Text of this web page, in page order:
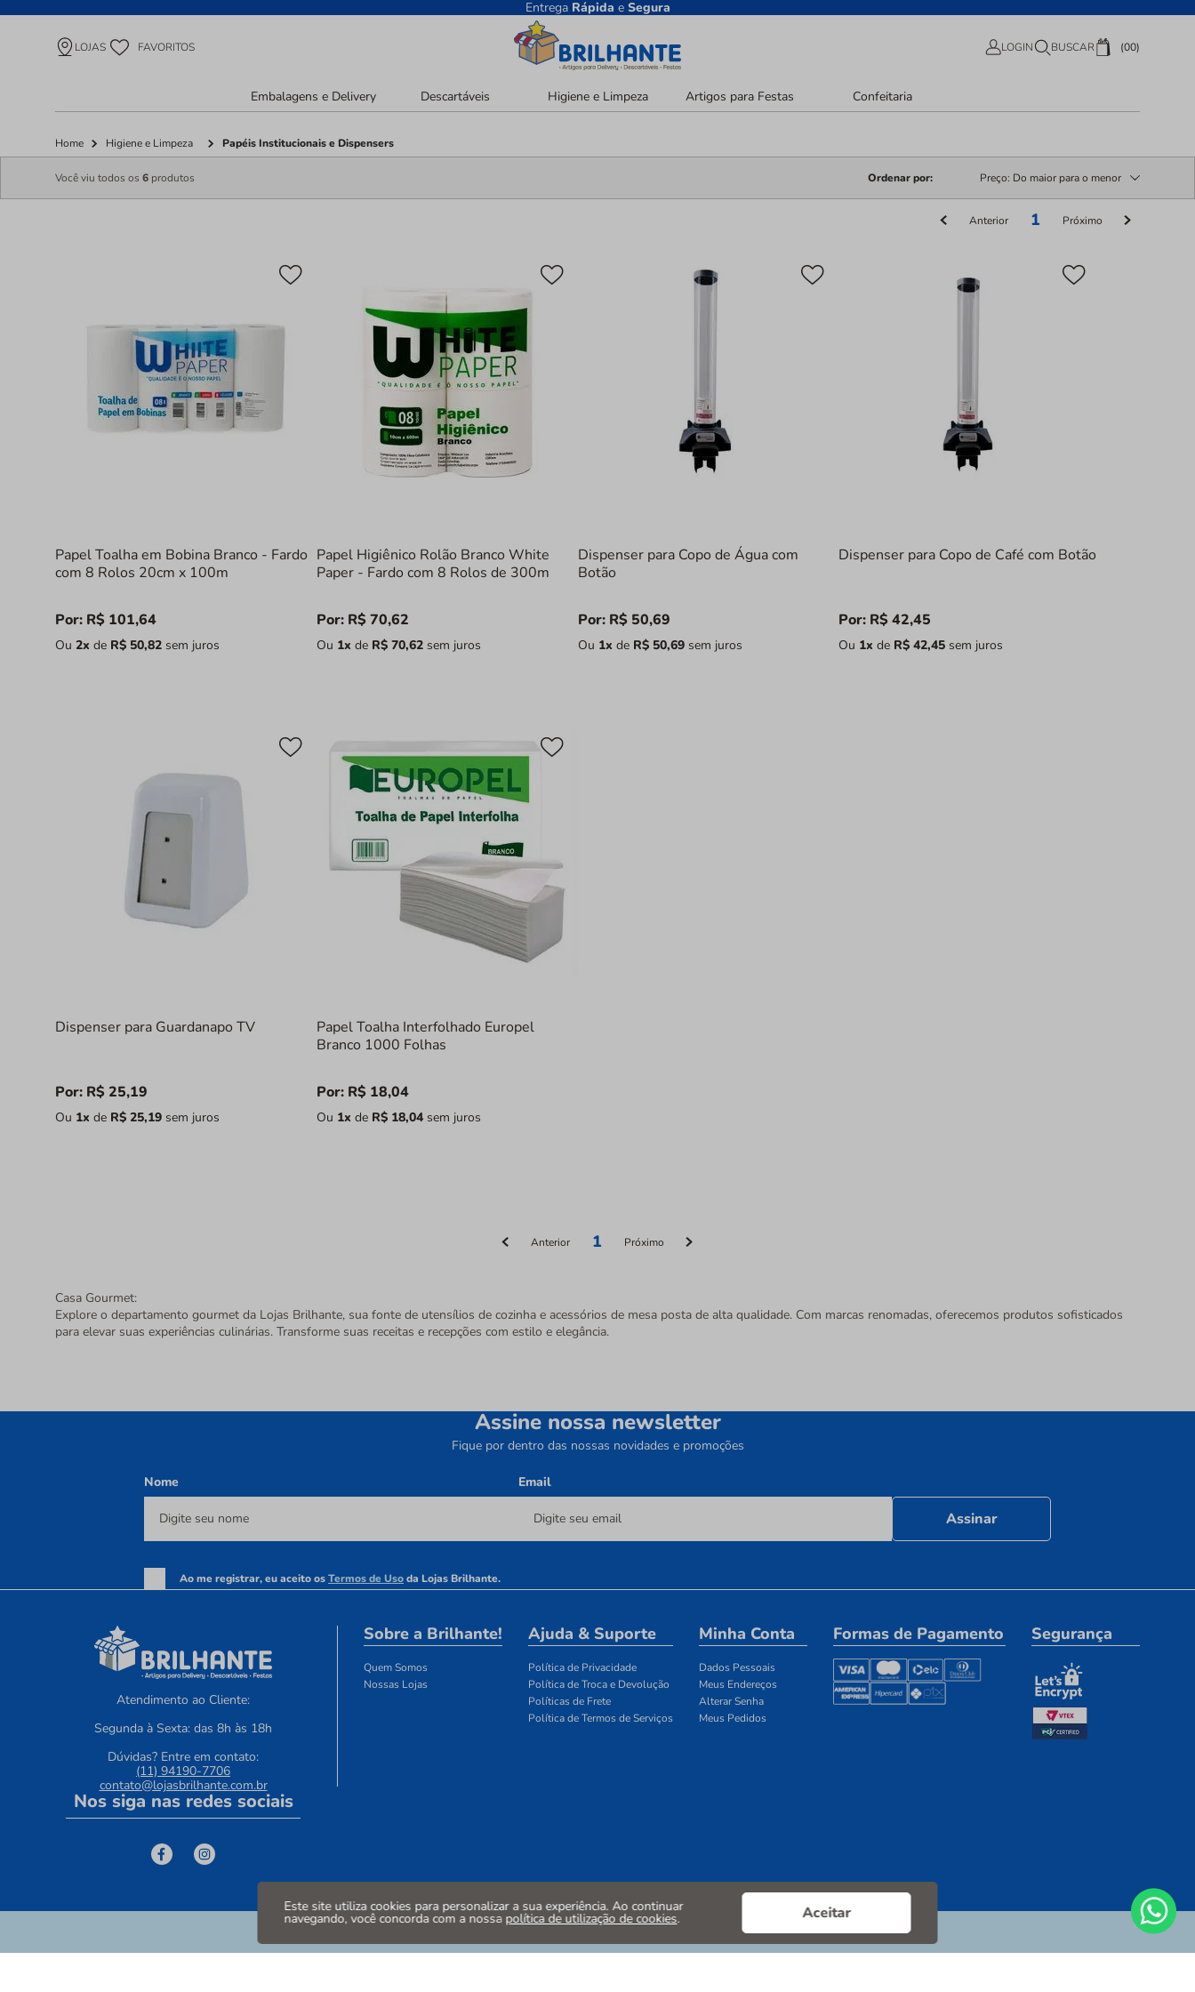
Entrega Rápida e Segura
LOJAS FAVORITOS LOGIN BUSCAR 00
Embalagens e Delivery Descartáveis Higiene e Limpeza Artigos para Festas Confeitaria
Este site utiliza cookies para personalizar a sua experiência. Ao continuar
navegando, você concorda com a nossa política de utilização de cookies. Aceitar
Home Higiene e Limpeza Papéis Institucionais e Dispensers
Você viu todos os 6 produtos Ordenar por Preço: Do maior para o menor
Anterior 1 Próximo
Papel Toalha em Bobina Branco - Fardo
com 8 Rolos 20cm x 100m
Por: R$ 101,64
Ou 2x de R$ 50,82 sem juros
Papel Higiênico Rolão Branco White
Paper - Fardo com 8 Rolos de 300m
Por: R$70,62
Ou 1x de R$ 70,62sem juros
Dispenser para Copo de Água com
Botão
Por: R$ 50,69
Ou 1x de R$ 50,69sem juros
Dispenser para Copo de Café com Botão
Por: R$42,45
Ou 1x de R$ 42,45 sem juros
Dispenser para Guardanapo TV
Por: R$ 25,19
Ou 1x de R$ 25,19 sem juros
Papel Toalha Interfolhado Europel
Branco 1000 Folhas
Por: R$ 18,04
Ou 1x de R$ 18,04sem juros
Anterior 1 Próximo
Casa Gourmet:
Explore o departamento gourmet da Lojas Brilhante, sua fonte de utensílios de cozinha e acessórios de mesa posta de alta qualidade. Com marcas renomadas, oferecemos produtos sofisticados
para elevar suas experiências culinárias. Transforme suas receitas e recepções com estilo e elegância.
Assine nossa newsletter
Fique por dentro das nossas novidades e promoções
Nome Email
Assinar
Ao me registrar, eu aceito osTermos de Usoda Lojas Brilhante.
Atendimento ao Cliente:
Segunda à Sexta: das 8h às 18h
Dúvidas? Entre em contato:
(11) 94190-7706
contato@lojasbrilhante.com.br
Nos siga nas redes sociais
Sobre a Brilhante!
Quem Somos
Nossas Lojas
Ajuda & Suporte
Política de Privacidade
Política de Troca e Devolução
Políticas de Frete
Política de Termos de Serviços
Minha Conta
Dados Pessoais
Meus Endereços
Alterar Senha
Meus Pedidos
Formas de Pagamento Segurança
CNPJ:10.742.586/0001-13. ENDEREÇO: LARGO ROSÁRIO, 105 -